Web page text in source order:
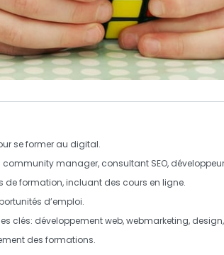
se former au digital.
community manager, consultant SEO,
de formation, incluant des cours en ligne.
d’emploi.
clés: développement web,webmarketing, design,
des formations.